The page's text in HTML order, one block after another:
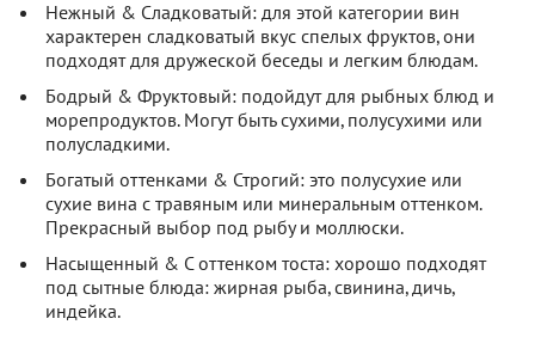
Нежный & Сладковатый: для этой категории вин
характерен сладковатый вкус спелых фруктов, они
подходят для дружеской беседы и легким блюдам.
Бодрый & Фруктовый: подойдут для рыбных блюд и
морепродуктов. Могут быть сухими, полусухими или
полусладкими.
Богатый оттенками & Строгий: это полусухие или
сухие вина с травяным или минеральным оттенком.
Прекрасный выбор под рыбу и моллюски.
Насыщенный & С оттенком тоста: хорошо подходят
под сытные блюда: жирная рыба, свинина, дичь,
индейка.